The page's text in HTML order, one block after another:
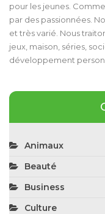
pour les jeunes.
par des passionnées.
et très varié. Nous
jeux, maison, séries,
développement
Animaux
Beauté
Business
Culture